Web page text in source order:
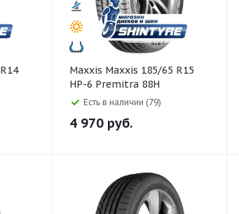
Maxxis Maxxis 185/65 R15
HP-6 Premitra 88H
Есть в наличии (79)
4 970 руб.